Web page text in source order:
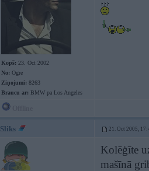
Kopš: 23. Oct 2002
No: Ogre
Ziņojumi: 8263
Braucu ar: BMW pa Los Angeles
Sliks 21. Oct 2005,
Kolēģīte
mašīnā